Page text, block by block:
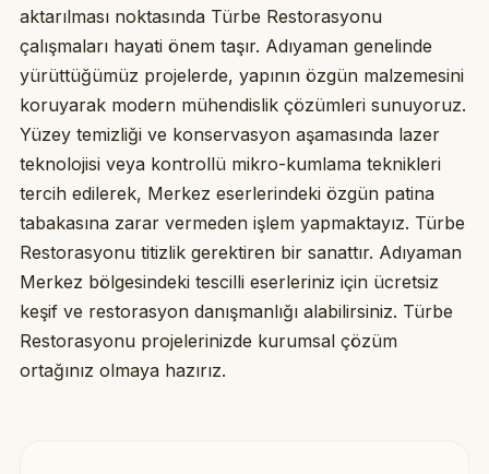
aktarılması noktasında Türbe Restorasyonu
çalışmaları hayati önem taşır. Adıyaman genelinde
yürüttüğümüz projelerde, yapının özgün malzemesini
koruyarak modern mühendislik çözümleri sunuyoruz.
Yüzey temizliği ve konservasyon aşamasında lazer
teknolojisi veya kontrollü mikro-kumlama teknikleri
tercih edilerek, Merkez eserlerindeki özgün patina
tabakasına zarar vermeden işlem yapmaktayız. Türbe
Restorasyonu titizlik gerektiren bir sanattır. Adıyaman
Merkez bölgesindeki tescilli eserleriniz için ücretsiz
keşif ve restorasyon danışmanlığı alabilirsiniz. Türbe
Restorasyonu projelerinizde kurumsal çözüm
ortağınız olmaya hazırız.